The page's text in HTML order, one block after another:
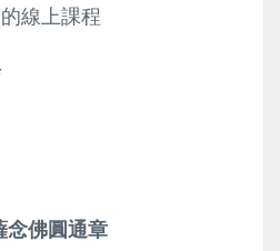
線上課程
念佛圓通章